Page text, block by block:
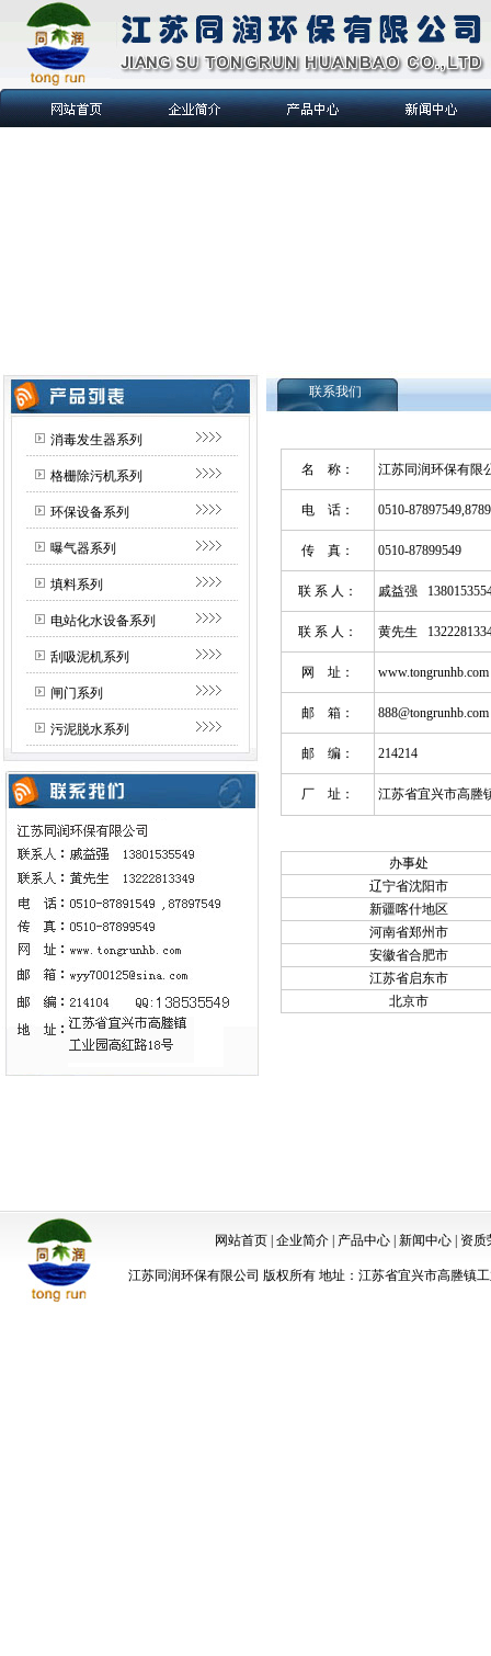
消毒发生器系列
格栅除污机系列
环保设备系列
曝气器系列
填料系列
电站化水设备系列
刮吸泥机系列
闸门系列
污泥脱水系列
联系我们您现在
名 称： 江苏同润环保有限
电 话： 0510-
传 真： 0510-87899549
联 系 人： 戚益强
联 系 人： 黄先生
网 址： www.tongrunhb.com
邮 箱： 888@tongrunhb.com
邮 编： 214214
厂 址： 江苏省宜兴市高塍
办事处
辽宁省沈阳市
新疆喀什地区
河南省郑州市
安徽省合肥市
江苏省启东市
北京市
网站首页 企业简介 产品中心 新闻中心 资质
江苏同润环保有限公司 版权所有 地址：江苏省宜兴市高塍镇工